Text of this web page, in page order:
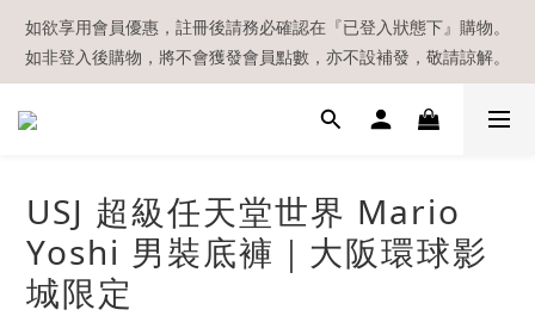
【現貨區】內款式均為在港現貨，現貨區以外的所有貨品都需要訂
貨喔！
如欲享用會員優惠，註冊後請務必確認在『已登入狀態下』購物。
如非登入後購物，將不會獲發會員點數，亦不設補發，敬請諒解。
溫馨提示：所有順豐快遞／本地及國際郵遞寄出後，本店只會以電
【現貨區】內款式均為在港現貨，現貨區以外的所有貨品都需要訂
貨喔！
USJ 超級任天堂世界 Mario
Yoshi 男裝底褲｜大阪環球影
城限定